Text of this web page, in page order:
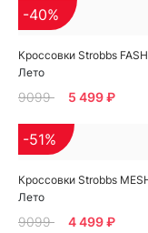
Кроссовки Strobbs
Лето
-40%
9099 5 499 ₽
Кроссовки Strobbs
Лето
-51%
9099 4 499 ₽